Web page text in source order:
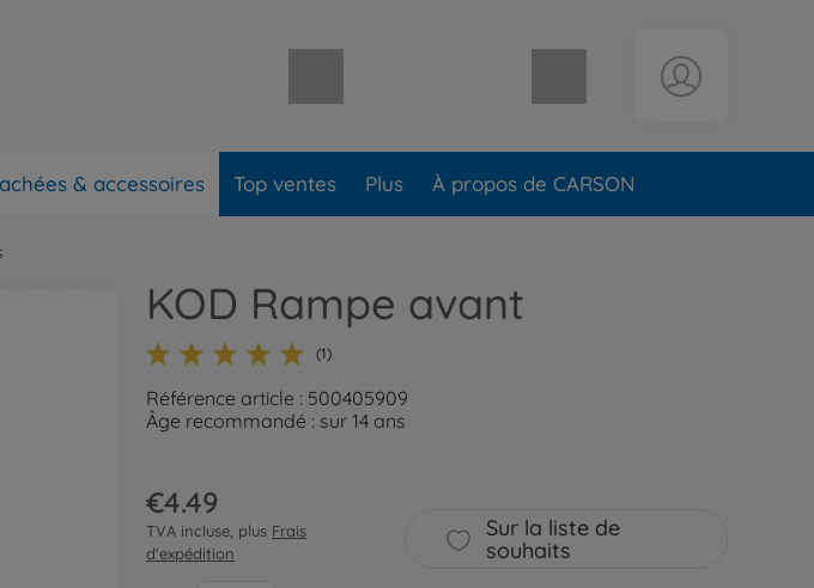
& accessoires Top ventes Plus À propos de CARSON
KOD Rampe avant
(1)
Référence article : 500405909
Âge recommandé : sur 14 ans
€4.49
TVA incluse, plus Frais
d'expédition
Sur la liste de
souhaits